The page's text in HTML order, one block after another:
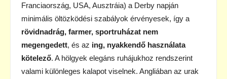
Franciaország, USA, Ausztráia) a Derby napján
minimális öltözködési szabályok érvényesek, így a
rövidnadrág, farmer, sportruházat nem
megengedett, és az ing, nyakkendő használata
kötelező. A hölgyek elegáns ruhájukhoz rendszerint
valami különleges kalapot viselnek. Angliában az urak